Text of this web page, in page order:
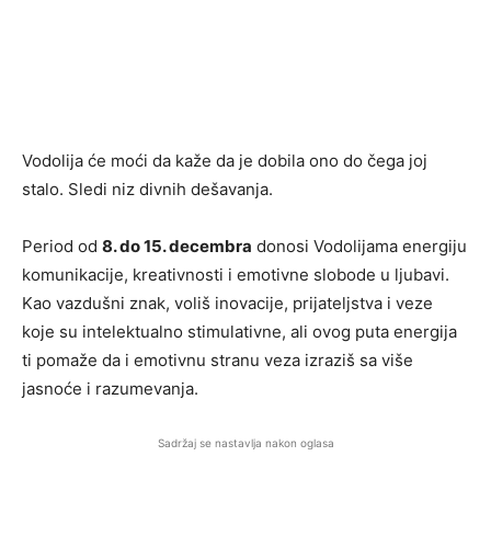
Vodolija će moći da kaže da je dobila ono do čega joj
stalo. Sledi niz divnih dešavanja.
Period od 8. do 15. decembra donosi Vodolijama energiju
komunikacije, kreativnosti i emotivne slobode u ljubavi.
Kao vazdušni znak, voliš inovacije, prijateljstva i veze
koje su intelektualno stimulativne, ali ovog puta energija
ti pomaže da i emotivnu stranu veza izraziš sa više
jasnoće i razumevanja.
Sadržaj se nastavlja nakon oglasa